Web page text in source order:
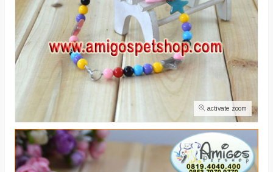
activate zoom